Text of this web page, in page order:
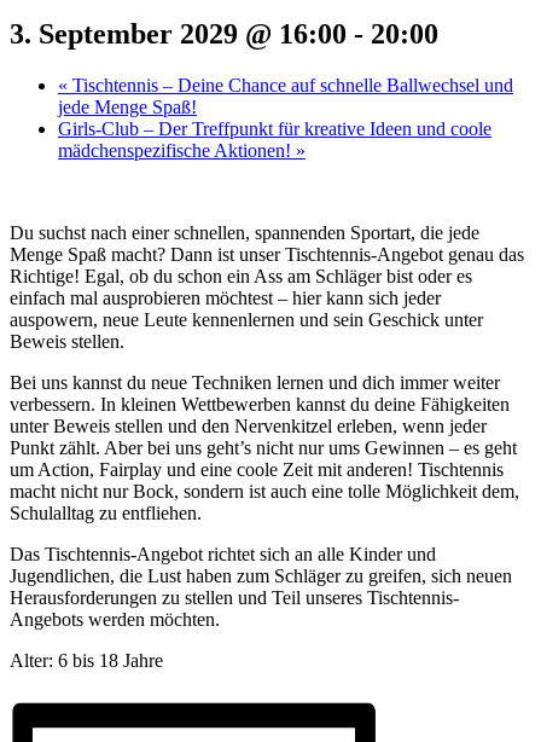
3. September 2029 @ 16:00 - 20:00
« Tischtennis – Deine Chance auf schnelle Ballwechsel und
jede Menge Spaß!
Girls-Club – Der Treffpunkt für kreative Ideen und coole
mädchenspezifische Aktionen! »
Du suchst nach einer schnellen, spannenden Sportart, die jede
Menge Spaß macht? Dann ist unser Tischtennis-Angebot genau das
Richtige! Egal, ob du schon ein Ass am Schläger bist oder es
einfach mal ausprobieren möchtest – hier kann sich jeder
auspowern, neue Leute kennenlernen und sein Geschick unter
Beweis stellen.
Bei uns kannst du neue Techniken lernen und dich immer weiter
verbessern. In kleinen Wettbewerben kannst du deine Fähigkeiten
unter Beweis stellen und den Nervenkitzel erleben, wenn jeder
Punkt zählt. Aber bei uns geht’s nicht nur ums Gewinnen – es geht
um Action, Fairplay und eine coole Zeit mit anderen! Tischtennis
macht nicht nur Bock, sondern ist auch eine tolle Möglichkeit dem,
Schulalltag zu entfliehen.
Das Tischtennis-Angebot richtet sich an alle Kinder und
Jugendlichen, die Lust haben zum Schläger zu greifen, sich neuen
Herausforderungen zu stellen und Teil unseres Tischtennis-
Angebots werden möchten.
Alter: 6 bis 18 Jahre